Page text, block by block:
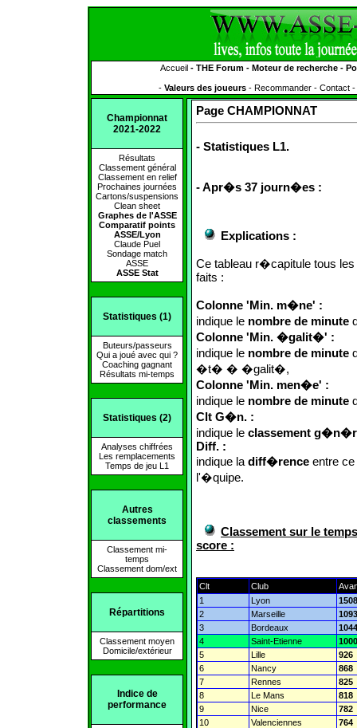
Accueil - THE Forum - Moteur de recherche -
- Valeurs des joueurs - Recommander - Contact -
Championnat
2021-2022
Résultats
Classement général
Classement en relief
Prochaines journées
Cartons/suspensions
Clean sheet
Graphes de l'ASSE
Comparatif points
ASSE/Lyon
Claude Puel
Sondage match
ASSE
ASSE Stat
Statistiques (1)
Buteurs/passeurs
Qui a joué avec qui ?
Coaching gagnant
Résultats mi-temps
Statistiques (2)
Analyses chiffrées
Les remplacements
Temps de jeu L1
Autres
classements
Classement mi-
temps
Classement dom/ext
Répartitions
Classement moyen
Domicile/extérieur
Indice de
performance
Page CHAMPIONNAT
- Statistiques L1.
- Apr�s 37 journ�es :
Explications :
Ce tableau r�capitule tous
faits :
Colonne 'Min. m�ne' :
indique le nombre de minute
Colonne 'Min. �galit�' :
indique le nombre de minute
�t� � �galit�,
Colonne 'Min. men�e' :
indique le nombre de minute
Clt G�n. :
indique le classement
Diff. :
indique la diff�rence entre
l'�quipe.
Classement sur le
score :
Clt Club
1
Lyon
1508
2
Marseille
1093
3
Bordeaux
1044
4
Saint-Etienne
1000
5
Lille
926
6
Nancy
868
7
Rennes
825
8
Le Mans
818
9
Nice
782
10
Valenciennes
764